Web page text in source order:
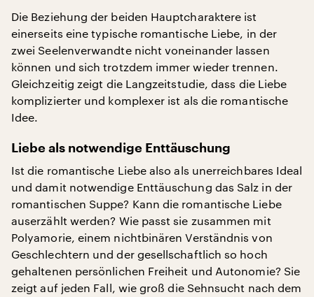
Die Beziehung der beiden Hauptcharaktere ist
einerseits eine typische romantische Liebe, in der
zwei Seelenverwandte nicht voneinander lassen
können und sich trotzdem immer wieder trennen.
Gleichzeitig zeigt die Langzeitstudie, dass die Liebe
komplizierter und komplexer ist als die romantische
Idee.
Liebe als notwendige Enttäuschung
Ist die romantische Liebe also als unerreichbares Ideal
und damit notwendige Enttäuschung das Salz in der
romantischen Suppe? Kann die romantische Liebe
auserzählt werden? Wie passt sie zusammen mit
Polyamorie, einem nichtbinären Verständnis von
Geschlechtern und der gesellschaftlich so hoch
gehaltenen persönlichen Freiheit und Autonomie? Sie
zeigt auf jeden Fall, wie groß die Sehnsucht nach dem